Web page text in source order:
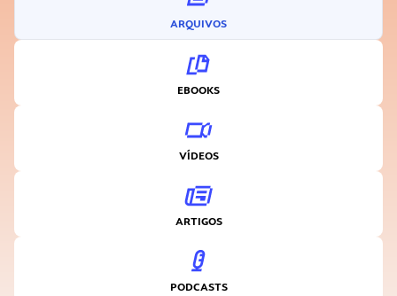
ARQUIVOS
EBOOKS
VÍDEOS
ARTIGOS
PODCASTS